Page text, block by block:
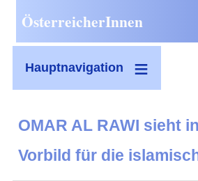
ÖsterreicherInnen
Hauptnavigation
OMAR AL RAWI sieht
Vorbild für die